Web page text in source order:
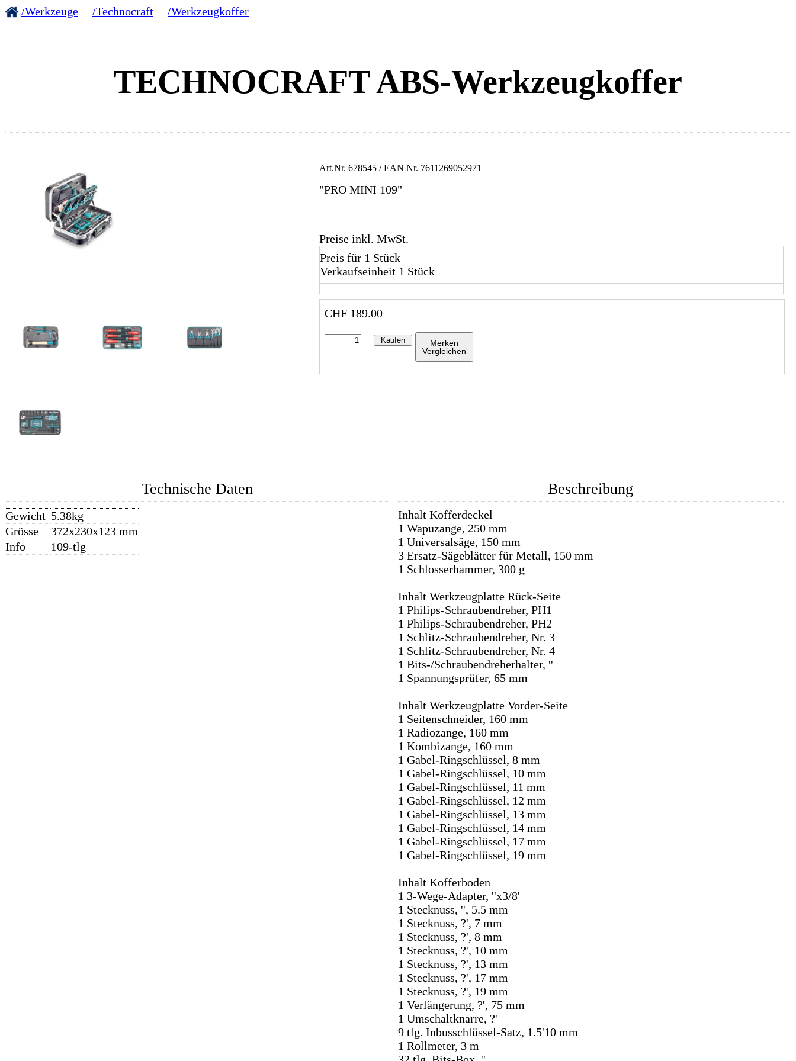
/Werkzeuge /Technocraft /Werkzeugkoffer
TECHNOCRAFT ABS-Werkzeugkoffer
Art.Nr.678545 / EAN Nr. 7611269052971
"PRO MINI 109"
Preise inkl. MwSt.
Preis für 1 Stück
Verkaufseinheit 1 Stück
CHF 189.00
Kaufen
Merken
Vergleichen
Technische Daten
Gewicht 5.38kg
Grösse
372x230x123 mm
Info
109-tlg
Beschreibung
Inhalt Kofferdeckel
1 Wapuzange, 250 mm
1 Universalsäge, 150 mm
3 Ersatz-Sägeblätter für Metall, 150 mm
1 Schlosserhammer, 300 g
Inhalt Werkzeugplatte Rück-Seite
1 Philips-Schraubendreher, PH1
1 Philips-Schraubendreher, PH2
1 Schlitz-Schraubendreher, Nr. 3
1 Schlitz-Schraubendreher, Nr. 4
1 Bits-/Schraubendreherhalter, ''
1 Spannungsprüfer, 65 mm
Inhalt Werkzeugplatte Vorder-Seite
1 Seitenschneider, 160 mm
1 Radiozange, 160 mm
1 Kombizange, 160 mm
1 Gabel-Ringschlüssel, 8 mm
1 Gabel-Ringschlüssel, 10 mm
1 Gabel-Ringschlüssel, 11 mm
1 Gabel-Ringschlüssel, 12 mm
1 Gabel-Ringschlüssel, 13 mm
1 Gabel-Ringschlüssel, 14 mm
1 Gabel-Ringschlüssel, 17 mm
1 Gabel-Ringschlüssel, 19 mm
Inhalt Kofferboden
1 3-Wege-Adapter, ''x3/8'
1 Stecknuss, '', 5.5 mm
1 Stecknuss, ?', 7 mm
1 Stecknuss, ?', 8 mm
1 Stecknuss, ?', 10 mm
1 Stecknuss, ?', 13 mm
1 Stecknuss, ?', 17 mm
1 Stecknuss, ?', 19 mm
1 Verlängerung, ?', 75 mm
1 Umschaltknarre, ?'
9 tlg. Inbusschlüssel-Satz, 1.5'10 mm
1 Rollmeter, 3 m